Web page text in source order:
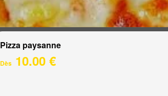
Pizza paysanne
Dès10.00 €